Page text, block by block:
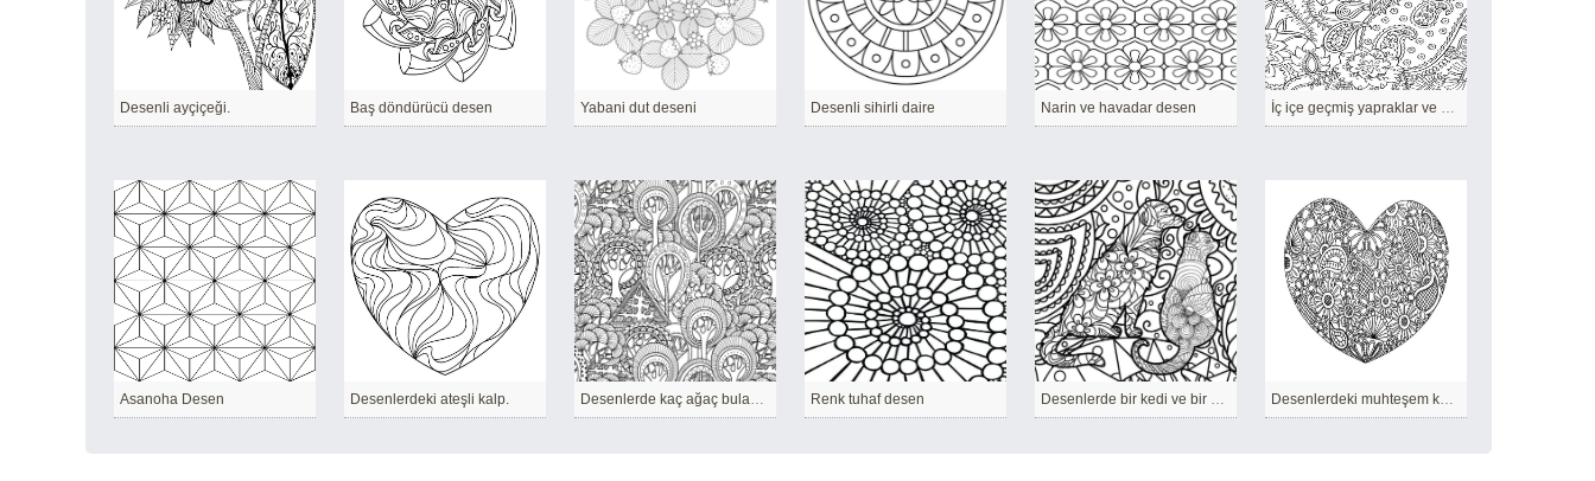
Desenli ayçiçeği. Baş döndürücü desen Yabani dut deseni Desenli sihirli daire Narin ve havadar desen İç içe geçmiş yapraklar ve çiçekler.
Asanoha Desen Desenlerdeki ateşli kalp. Desenlerde kaç ağaç bulabilirsin Renk tuhaf desen Desenlerde bir kedi ve bir köpek bulun. Desenlerdeki muhteşem kalp.